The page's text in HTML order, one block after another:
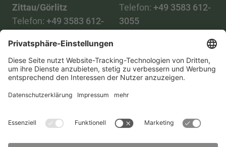
Zittau/Görlitz
Telefon: +49 3583 612-
Mail:info(at)hszg.de
Telefon: +49 3583 612-
3055
Mail:
stud.info(at)hszg.de
TransparenzgesetzKontakt Lageplan
ImpressumBarrierefreiheitPresse